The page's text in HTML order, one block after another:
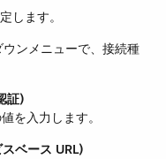
します。
ウンメニューで、接続種
証)
を入力します。
ベース URL)